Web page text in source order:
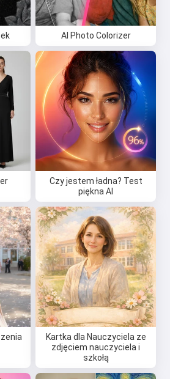
AI Photo Colorizer
Czy jestem ładna? Test
piękna AI
Kartka dla Nauczyciela ze
zdjęciem nauczyciela i
szkołą